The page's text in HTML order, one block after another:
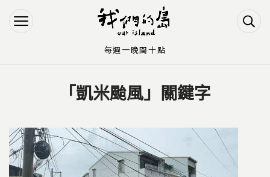
Jump to Navigation
Jump to Main content
「凱米颱風」關鍵字
每週一晚間十點